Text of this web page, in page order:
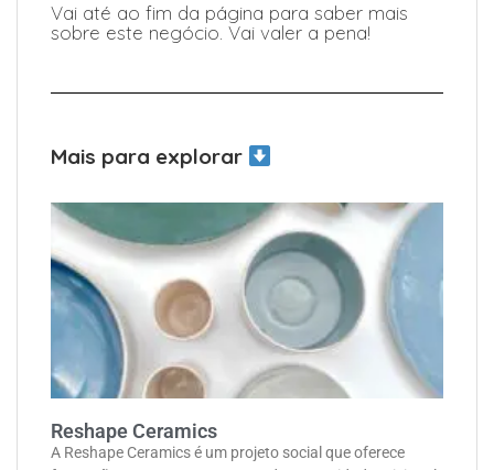
Vai até ao fim da página para saber mais
sobre este negócio. Vai valer a pena!
Mais para explorar
Reshape Ceramics
A Reshape Ceramics é um projeto social que oferece